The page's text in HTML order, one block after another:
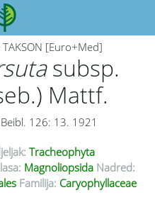
TAKSON [Euro+Med]
subsp.
Mattf.
126: 13. 1921
Tracheophyta
Magnoliopsida Nadred:
Familija: Caryophyllaceae